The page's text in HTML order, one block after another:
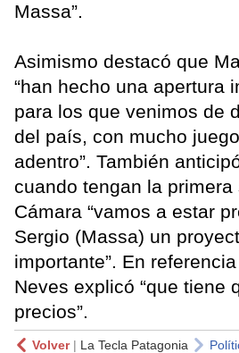
Massa”.
Asimismo destacó que
“han hecho una apertura
para los que venimos de
del país, con mucho
adentro”. También
cuando tengan la
Cámara “vamos a estar
Sergio (Massa) un
importante”. En
Neves explicó “que tiene
precios”.
Volver| La Tecla Patagonia